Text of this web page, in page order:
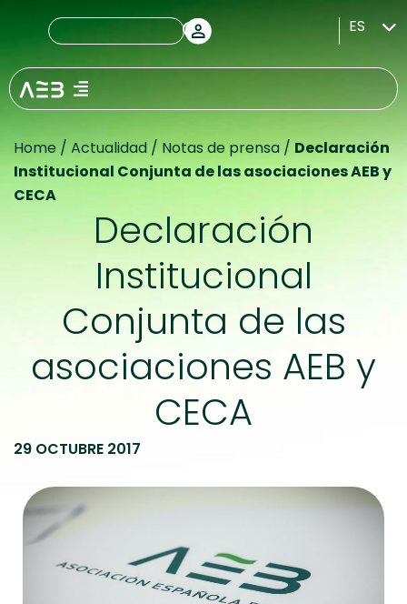
ES
Home / Actualidad / Notas de prensa / Declaración
Institucional Conjunta de las asociaciones AEB y
CECA
Declaración
Institucional
Conjunta de las
asociaciones AEB y
CECA
29 OCTUBRE 2017